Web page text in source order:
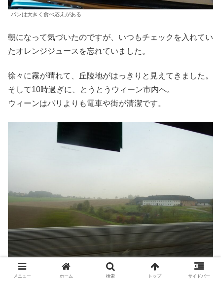
パンは大きく食べ応えがある
朝になって気づいたのですが、いつもチェックを入れてい
たオレンジジュースを忘れていました。
徐々に霧が晴れて、丘陵地がはっきりと見えてきました。
そして10時過ぎに、とうとうウィーン市内へ。
ウィーンはパリよりも電車や街が清潔です。
メニュー ホーム 検索 トップ サイドバー